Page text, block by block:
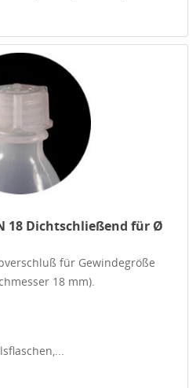
18 Dichtschließend für Ø
für Gewindegröße
18 mm).